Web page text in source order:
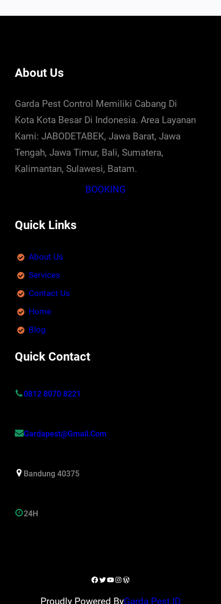
About Us
Garda Pest Control Memiliki Cabang Di
Kota Kota Besar Di Indonesia. Area Layanan
Kami: JABODETABEK, Jawa Barat, Jawa
Tengah, Jawa Timur, Bali, Sumatera,
Kalimantan, Sulawesi, Batam.
BOOKING
Quick Links
About Us
Services
Contact Us
Home
Blog
Quick Contact
0812 8070 8221
Gardapest@gmail.com
Bandung 40375
24H
Facebook
Twitter
YouTube
Instagram
WordPress
Proudly Powered ByGarda Pest ID